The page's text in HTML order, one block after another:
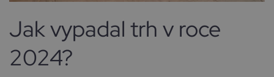
Jak vypadal trh v roce
2024?